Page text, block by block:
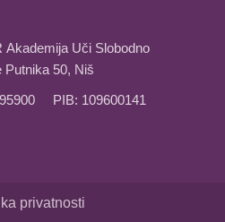
Akademija Uči Slobodno
Putnika 50, Niš
PIB: 109600141
privatnosti